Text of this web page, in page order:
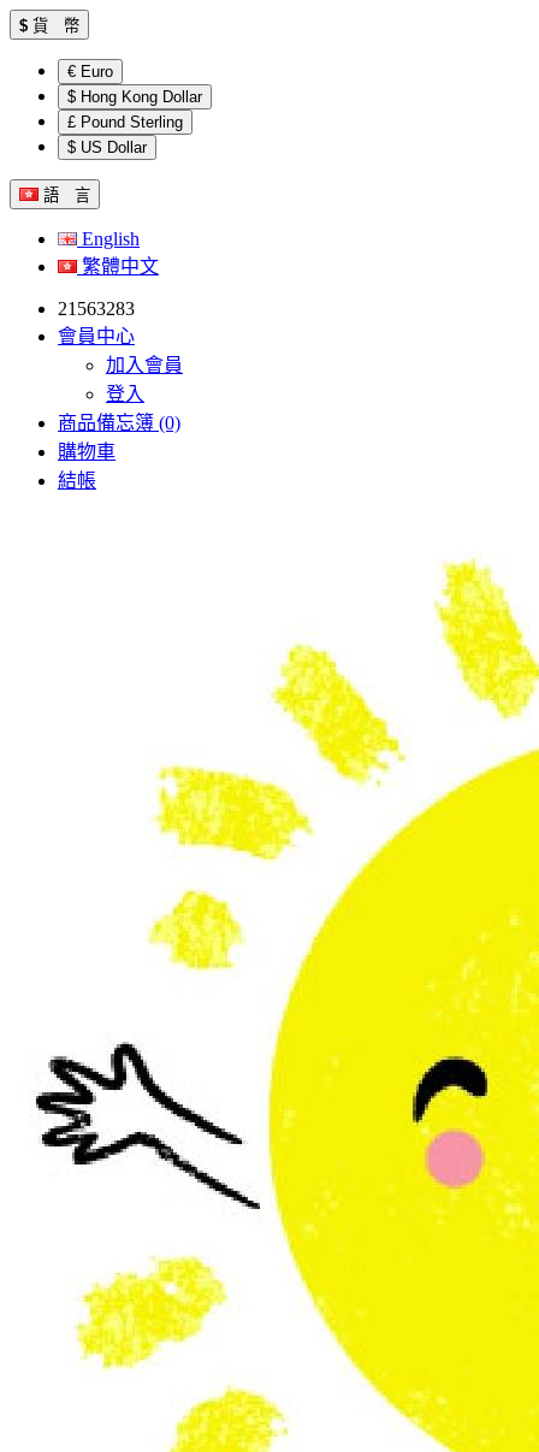
$ 貨 幣
€ Euro
$ Hong Kong Dollar
£ Pound Sterling
$ US Dollar
語 言
English
繁體中文
21563283
會員中心
加入會員
登入
商品備忘簿 (0)
購物車
結帳